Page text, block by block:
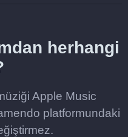
herhangi
Apple Music
platformundaki